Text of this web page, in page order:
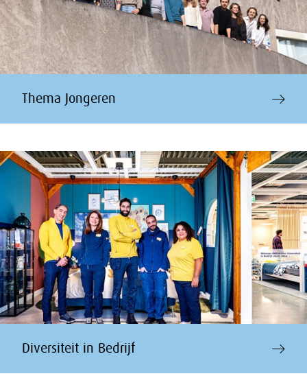
Thema Jongeren
Diversiteit in Bedrijf